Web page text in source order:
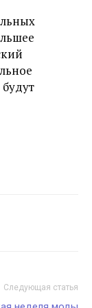
Следующая статья